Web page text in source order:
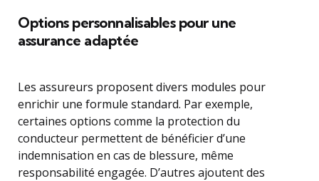
Options personnalisables pour une
assurance adaptée
Les assureurs proposent divers modules pour
enrichir une formule standard. Par exemple,
certaines options comme la protection du
conducteur permettent de bénéficier d’une
indemnisation en cas de blessure, même
responsabilité engagée. D’autres ajoutent des